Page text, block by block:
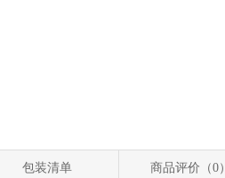
包装清单 商品评价（0）